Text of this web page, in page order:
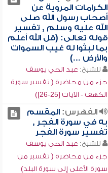
الكرامات المروية عن
أصحاب رسول الله صلى
الله عليه وسلم , تفسير
قوله تعالى: (قل الله أعلم
بما لبثوا له غيب السموات
والأرض ...)
للشيخ: عبد الحي يوسف
جزء من محاضرة ( تفسير سورة
الكهف - الآيات [25-26])
الفهرس:المقسم
به في سورة الفجر ,
تفسير سورة الفجر
للشيخ: عبد الحي يوسف
جزء من محاضرة ( تفسير من
سورة الأعلى إلى سورة البلد)